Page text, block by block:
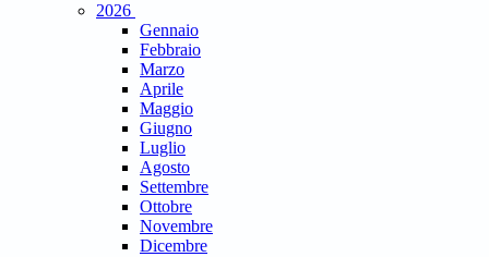
2026
Gennaio
Febbraio
Marzo
Aprile
Maggio
Giugno
Luglio
Agosto
Settembre
Ottobre
Novembre
Dicembre